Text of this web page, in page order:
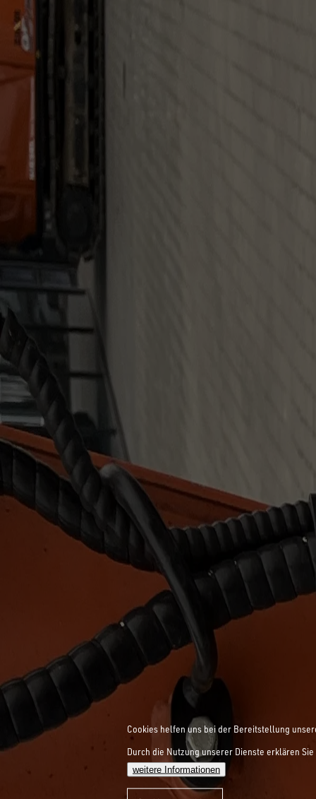
Cookies helfen uns bei der Bereitstellung
Durch die Nutzung unserer Dienste erklären
weitere Informationen